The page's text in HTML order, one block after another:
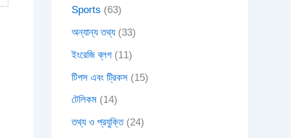
Sports (63)
অন্যান্য তথ্য(33)
ইংরেজি ব্লগ (11)
টিপস এবং ট্রিকস (15)
টেলিকম (14)
তথ্য ও প্রযুক্তি(24)